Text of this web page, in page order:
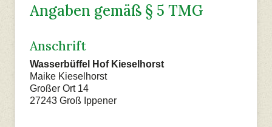
Angaben gemäß § 5 TMG
Anschrift
Wasserbüffel Hof Kieselhorst
Maike Kieselhorst
Großer Ort 14
27243 Groß Ippener